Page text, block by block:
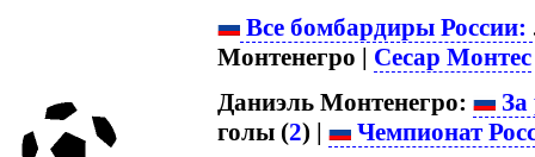
Все бомбардиры России:
Монтенегро | Сесар Монтес
Даниэль Монтенегро:
голы (2) | Чемпионат